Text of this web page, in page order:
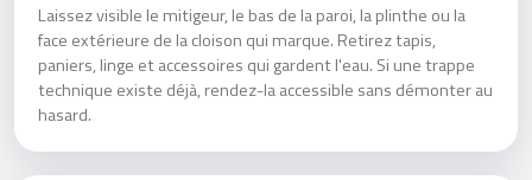
Laissez visible le mitigeur, le bas de la paroi, la plinthe ou la
face extérieure de la cloison qui marque. Retirez tapis,
paniers, linge et accessoires qui gardent l'eau. Si une trappe
technique existe déjà, rendez-la accessible sans démonter au
hasard.